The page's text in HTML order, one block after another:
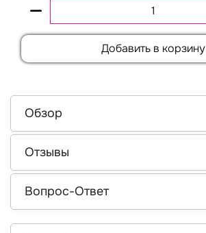
Добавить в корзину
Обзор
Отзывы
Вопрос-Ответ